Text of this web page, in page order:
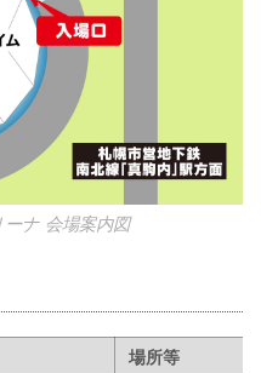
ナ 会場案内図
場所等